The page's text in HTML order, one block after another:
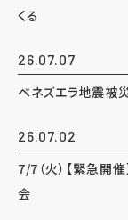
くる
26.07.07
ベネズエラ地震被
26.07.02
7/7（火）【緊急開
会